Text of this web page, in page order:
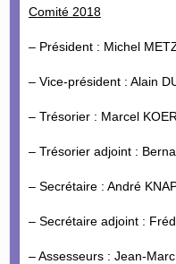
Comité 2018
– Président : Michel
– Vice-président : Alain
– Trésorier : Marcel
– Trésorier adjoint :
– Secrétaire : André
– Secrétaire adjoint :
– Assesseurs : Jean-